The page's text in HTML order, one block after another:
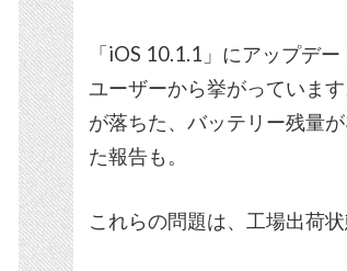
「iOS 10.1.1」にアップデ
ユーザーから挙がっていま
が落ちた、バッテリー残量
た報告も。
これらの問題は、工場出荷